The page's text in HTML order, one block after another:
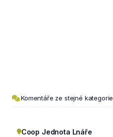
Komentáře ze stejné kategorie
Coop Jednota Lnáře